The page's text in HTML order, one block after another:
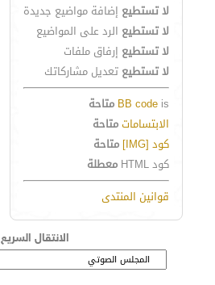
لا تستطيع إضافة مواضيع جديدة
لا تستطيع الرد على المواضيع
لا تستطيع إرفاق ملفات
لا تستطيع تعديل مشاركاتك
BB code is
متاحة
الابتساماتمتاحة
كود [IMG]
متاحة
كود HTML
معطلة
قوانين المنتدى
الانتقال السريع